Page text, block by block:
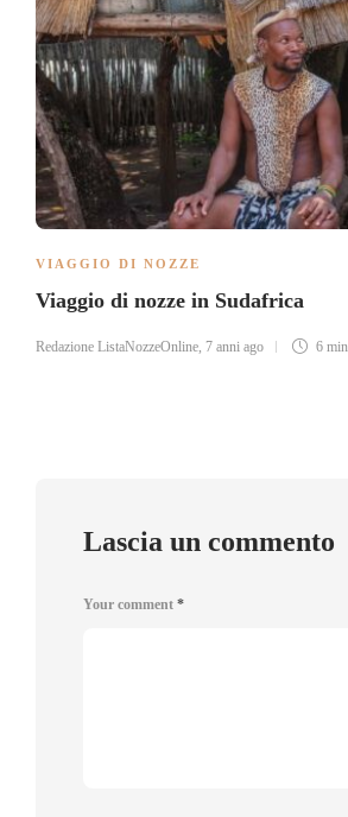
VIAGGIO DI NOZZE
Viaggio di nozze in Sudafrica
Redazione ListaNozzeOnline 7 anni ago 6 min
Lascia un commento
Your comment *